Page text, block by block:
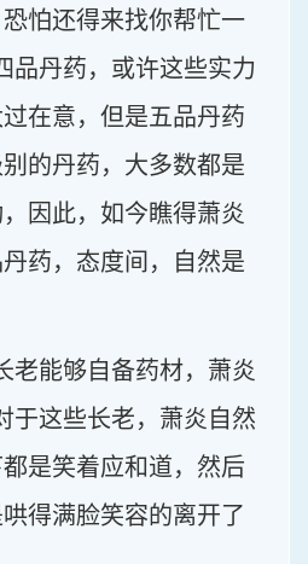
怕还得来找你帮忙一
品丹药，或许这些实力
在意，但是五品丹药
的丹药，大多数都是
因此，如今瞧得萧炎
药，态度间，自然是
老能够自备药材，萧炎
于这些长老，萧炎自然
是笑着应和道，然后
得满脸笑容的离开了